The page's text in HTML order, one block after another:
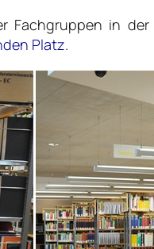
Fachgruppen in
Platz.